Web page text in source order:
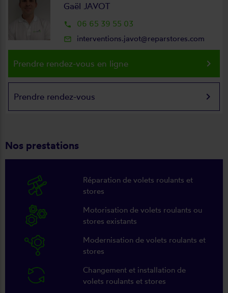
Gaël JAVOT
local_phone 06 65 39 55 03
mail_outline interventions.javot@reparstores.com
Prendre rendez-vous en ligne keyboard_arrow_right
Prendre rendez-vous keyboard_arrow_right
Nos prestations
Réparation de volets roulants et
stores
Motorisation de volets roulants ou
stores existants
Modernisation de volets roulants et
stores
Changement et installation de
volets roulants et stores